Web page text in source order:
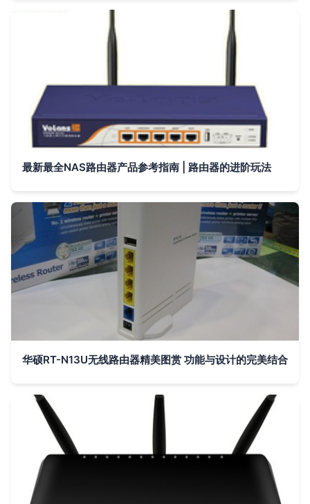
最新最全NAS路由器产品参考指南 | 路由器的进阶玩法
华硕RT-N13U无线路由器精美图赏 功能与设计的完美结合